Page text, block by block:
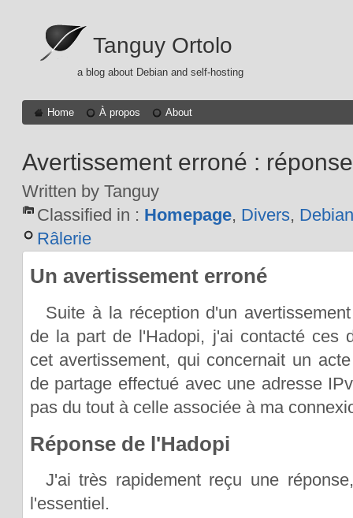
Tanguy Ortolo
a blog about Debian and self-hosting
Home À propos About
Avertissement erroné :
Written by Tanguy
Classified in : Homepage, Divers,
Râlerie
Un avertissement erroné
Suite à la réception d'un
de la part de l'Hadopi, j'ai contacté ces
cet avertissement, qui concernait un
de partage effectué avec une adresse
pas du tout à celle associée à ma
Réponse de l'Hadopi
J'ai très rapidement reçu une
l'essentiel.